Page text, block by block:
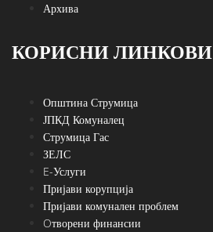
Архива
КОРИСНИ ЛИНКОВИ
Општина Струмица
ЈПКД Комуналец
Струмица Гас
ЗЕЛС
E-Услуги
Пријави корупција
Пријави комунален проблем
Oтворени финансии